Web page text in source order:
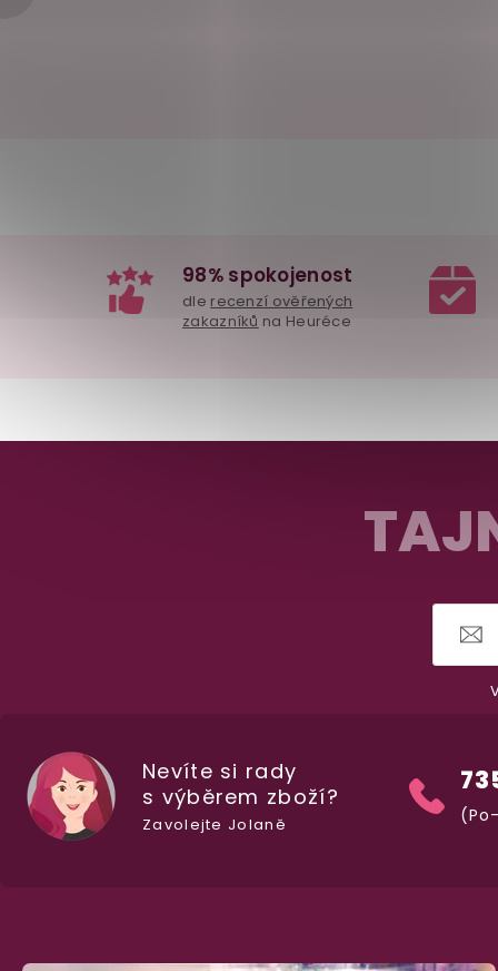
98% spokojenost
dle recenzí ověřených
zakazníků na Heuréce
Nevíte si rady
s výběrem zboží?
Zavolejte Jolaně